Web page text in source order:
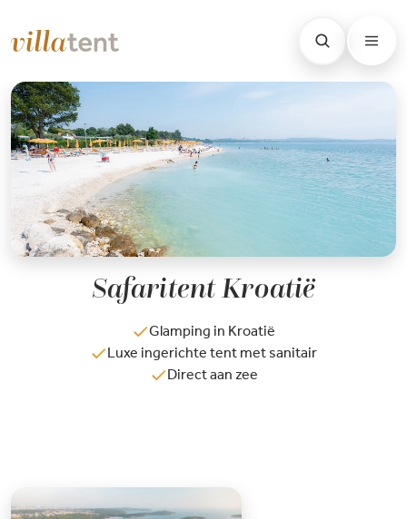
Safaritent Kroatië
Glamping in Kroatië
Luxe ingerichte tent met sanitair
Direct aan zee